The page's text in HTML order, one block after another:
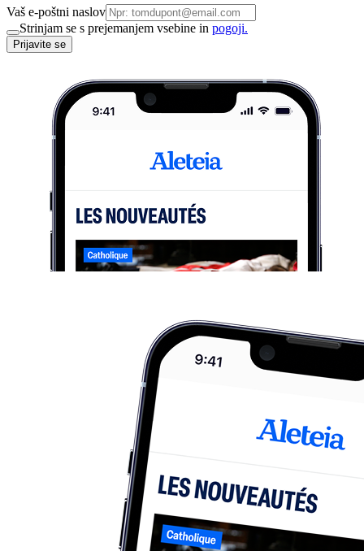
Vaš e-poštni naslov
Strinjam se s prejemanjem vsebine in pogoji.
Prijavite se